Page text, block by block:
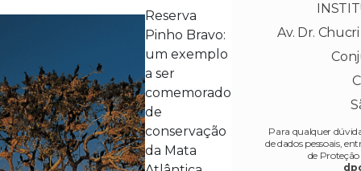
Reserva
Pinho Bravo:
um exemplo
a ser
comemorado
de
conservação
da Mata
Av. Dr. Chucri
Para qualquer
de dados pessoais,
de